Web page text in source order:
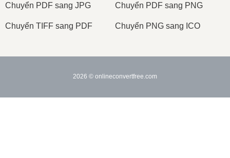
Сhuyển PDF sang JPG Сhuyển PDF sang PNG
Сhuyển TIFF sang PDF Сhuyển PNG sang ICO
2026 © onlineconvertfree.com